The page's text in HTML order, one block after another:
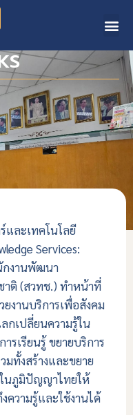
และเทคโนโลยี
Services:
กงานพัฒนา
าติ (สวทช.) ทำหน้าที่
งานบริการเพื่อสังคม
กเปลี่ยนความรู้ใน
รเรียนรู้ ขยายบริการ
ทั้งสร้างและขยาย
นภูมิปัญญาไทยให้
ความรู้และใช้งานได้